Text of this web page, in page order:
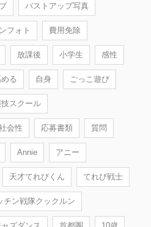
バストアップ写真
フォト 費用免除
放課後 小学生 感性
る 自身 ごっこ遊び
スクール
会性 応募書類 質問
Annie アニー
天才てれびくん てれび戦士
チン戦隊クックルン